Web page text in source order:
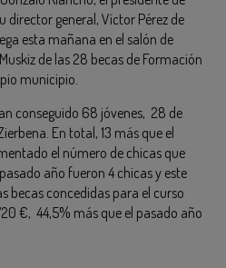
director general, Víctor Pérez de
esta mañana en el salón de
de las 28 becas de Formación
municipio.
conseguido 68 jóvenes, 28 de
En total, 13 más que el
el número de chicas que
año fueron 4 chicas y este
becas concedidas para el curso
€, 44,5% más que el pasado año